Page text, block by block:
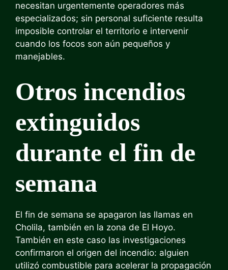
necesitan urgentemente operadores más
especializados; sin personal suficiente resulta
imposible controlar el territorio e intervenir
cuando los focos son aún pequeños y
manejables.
Otros incendios
extinguidos
durante el fin de
semana
El fin de semana se apagaron las llamas en
Cholila, también en la zona de El Hoyo.
También en este caso las investigaciones
confirmaron el origen del incendio: alguien
utilizó combustible para acelerar la propagación